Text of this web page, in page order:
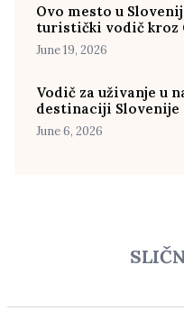
Ovo mesto u
turistički vodič kroz
June 19, 2026
Vodič za uživanje u
destinaciji Slovenije
June 6, 2026